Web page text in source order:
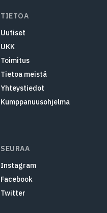
TIETOA
Uutiset
UKK
Toimitus
Tietoa meistä
Yhteystiedot
Kumppanuusohjelma
SEURAA
Instagram
Facebook
Twitter